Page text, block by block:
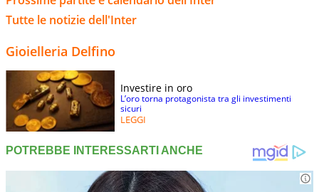
Tutte le notizie dell'Inter
Gioielleria Delfino
Investire in oro
L’oro torna protagonista tra gli investimenti
sicuri
LEGGI